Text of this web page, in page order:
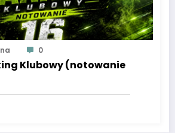
0
Klubowy (notowanie